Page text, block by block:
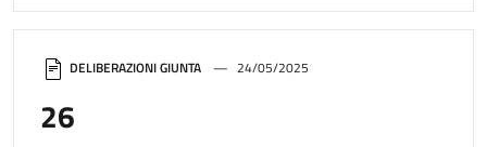
DELIBERAZIONI GIUNTA 24/05/2025
26